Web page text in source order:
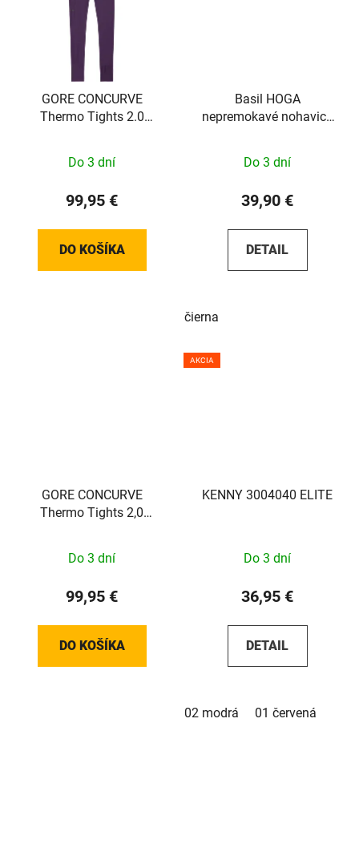
GORE CONCURVE
Thermo Tights 2.0
Do 3 dní
99,95 €
DO KOŠÍKA
Basil HOGA
nepremokavé nohavice
Do 3 dní
39,90 €
DETAIL
čierna
GORE CONCURVE
Thermo Tights 2,0
Do 3 dní
99,95 €
DO KOŠÍKA
AKCIA
KENNY 3004040 ELITE
Do 3 dní
36,95 €
DETAIL
02 modrá 01 červená